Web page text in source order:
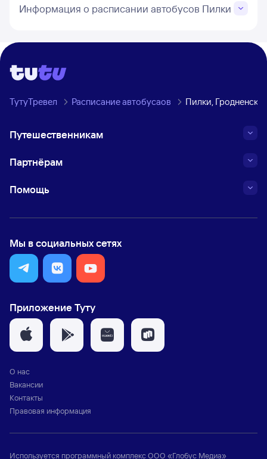
Информация о расписании автобусов Пилки
ТутуТревел Расписание автобусаов Пилки,
Путешественникам
Партнёрам
Помощь
Мы в социальных сетях
Приложение Туту
О нас
Вакансии
Контакты
Правовая информация
Используется программный комплексООО «Глобус Медиа»